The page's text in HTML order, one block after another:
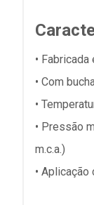
•
• Com
•
• Pressão
m.c.a.)
•